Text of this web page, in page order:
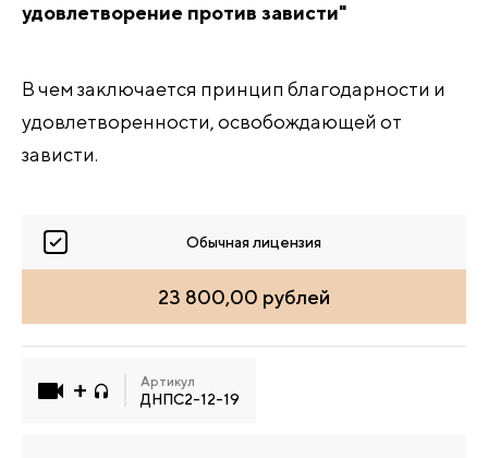
удовлетворение против зависти"
В чем заключается принцип благодарности и
удовлетворенности, освобождающей от
зависти.
Обычная лицензия
23 800,00 рублей
Артикул
ДНПС2-12-19